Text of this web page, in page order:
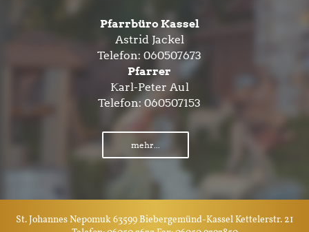
Pfarrbüro Kassel
Astrid Jackel
Telefon: 060507673
Pfarrer
Karl-Peter Aul
Telefon: 060507153
mehr...
St. Johannes Nepomuk 63599 Biebergemünd-Kassel Kettelerstr. 21